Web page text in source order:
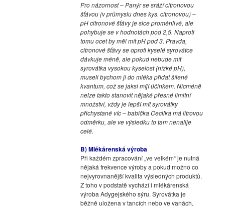
Pro názornost – Panýr se sráží citronovou
šťávou (v průmyslu dnes kys. citronovou) –
pH citronové šťávy je sice proměnlivé, ale
pohybuje se v hodnotách pod 2,5. Naproti
tomu ocet by měl mít pH pod 3. Pravda,
citronové šťávy se oproti kyselé syrovátce
dávkuje méně, ale pokud nebude mít
syrovátka vysokou kyselost (nízké pH),
museli bychom ji do mléka přidat šílené
kvantum, což se jaksi míjí účinkem. Nicméně
nelze takto stanovit nějaké přesné limitní
množství, vždy je lepší mít syrovátky
přichystané víc – babička Cecilka má litrovou
odměrku, ale ve výsledku to tam nenalije
celé.
B) Mlékárenská výroba
Při každém zpracování „ve velkém“ je nutná
nějaká frekvence výroby a pokud možno co
nejvyrovnanější kvalita výsledných produktů.
Z toho v podstatě vychází i mlékárenská
výroba Adygejského sýru. Syrovátka je
běžně uložena v tancích nebo ve vanách,